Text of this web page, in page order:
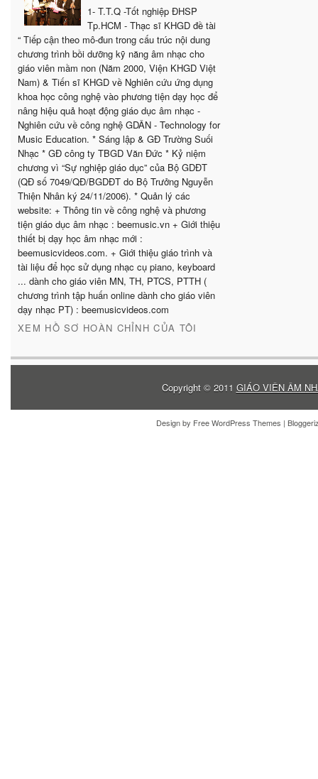
1- T.T.Q -Tốt nghiệp ĐHSP
Tp.HCM - Thạc sĩ KHGD đề tài
“ Tiếp cận theo mô-đun trong cấu trúc nội dung
chương trình bồi dưỡng kỹ năng âm nhạc cho
giáo viên mầm non (Năm 2000, Viện KHGD Việt
Nam) & Tiến sĩ KHGD về Nghiên cứu ứng dụng
khoa học công nghệ vào phương tiện dạy học để
nâng hiệu quả hoạt động giáo dục âm nhạc -
Nghiên cứu về công nghệ GDÂN - Technology for
Music Education. * Sáng lập & GĐ Trường Suối
Nhạc * GĐ công ty TBGD Văn Đức * Kỷ niệm
chương vì “Sự nghiệp giáo dục” của Bộ GDĐT
(QĐ số 7049/QĐ/BGDĐT do Bộ Trưởng Nguyễn
Thiện Nhân ký 24/11/2006). * Quản lý các
website: + Thông tin về công nghệ và phương
tiện giáo dục âm nhạc : beemusic.vn + Giới thiệu
thiết bị dạy học âm nhạc mới :
beemusicvideos.com. + Giới thiệu giáo trình và
tài liệu để học sử dụng nhạc cụ piano, keyboard
... dành cho giáo viên MN, TH, PTCS, PTTH (
chương trình tập huấn online dành cho giáo viên
dạy nhạc PT) : beemusicvideos.com
XEM HỒ SƠ HOÀN CHỈNH CỦA TÔI
Copyright © 2011 GIÁO VIÊN ÂM
Design by Free WordPress Themes |